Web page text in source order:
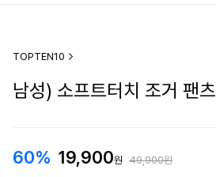
TOPTEN10
남성) 소프트터치 조거 팬츠
60% 19,900원 49,900원